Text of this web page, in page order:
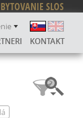
SLOS
KONTAKT